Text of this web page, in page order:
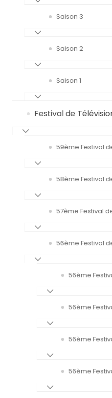
Saison 3
Saison 2
Saison 1
Festival de
59ème Festival
58ème Festival
57ème Festival
56ème Festival
56ème
56ème
56ème
56ème